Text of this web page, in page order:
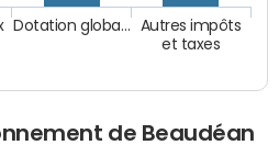
Autres impôts
et taxes
Dotation globa…
de Beaudéan